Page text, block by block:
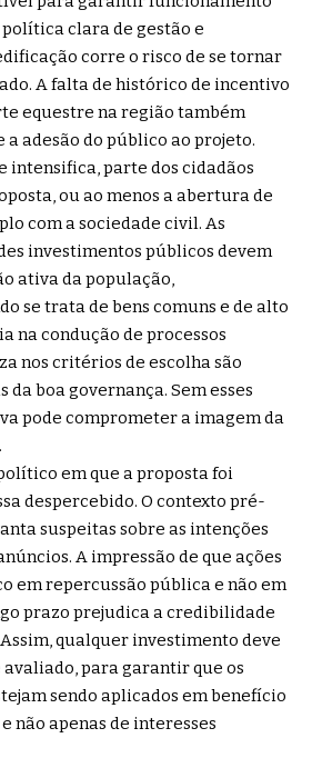
clara de gestão e
corre o risco de se tornar
A falta de histórico de incentivo
equestre na região também
a adesão do público ao projeto.
intensifica, parte dos cidadãos
ou ao menos a abertura de
com a sociedade civil. As
investimentos públicos devem
ativa da população,
se trata de bens comuns e de alto
na condução de processos
nos critérios de escolha são
boa governança. Sem esses
pode comprometer a imagem da
em que a proposta foi
despercebido. O contexto pré-
suspeitas sobre as intenções
A impressão de que ações
em repercussão pública e não em
prazo prejudica a credibilidade
qualquer investimento deve
para garantir que os
sendo aplicados em benefício
não apenas de interesses